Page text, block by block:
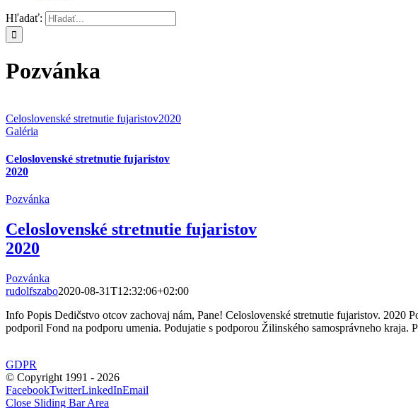
Hľadať:
Pozvánka
Celoslovenské stretnutie fujaristov2020
Galéria
Celoslovenské stretnutie fujaristov
2020
Pozvánka
Celoslovenské stretnutie fujaristov
2020
Pozvánka
rudolfszabo2020-08-31T12:32:06+02:00
Info Popis Dedičstvo otcov zachovaj nám, Pane! Celoslovenské stretnutie fujaristov.
podporil Fond na podporu umenia. Podujatie s podporou Žilinského samosprávneho kraja.
GDPR
© Copyright 1991 - 2026
FacebookTwitterLinkedInEmail
Close Sliding Bar Area